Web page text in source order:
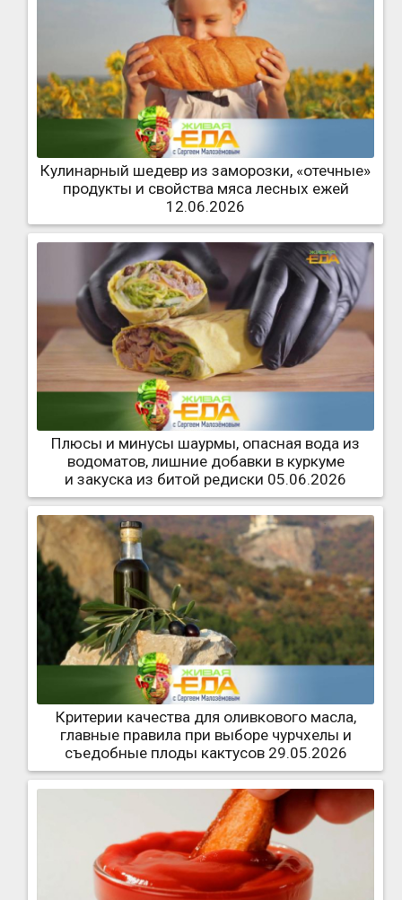
Кулинарный шедевр из заморозки, «отечные»
продукты и свойства мяса лесных ежей
12.06.2026
Плюсы и минусы шаурмы, опасная вода из
водоматов, лишние добавки в куркуме
и закуска из битой редиски 05.06.2026
Критерии качества для оливкового масла,
главные правила при выборе чурчхелы и
съедобные плоды кактусов 29.05.2026